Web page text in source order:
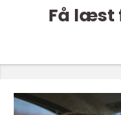
Få læst